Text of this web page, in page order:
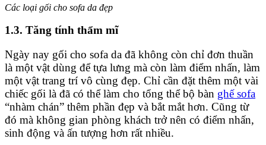
Các loại gối cho sofa da đẹp
1.3. Tăng tính thẩm mĩ
Ngày nay gối cho sofa da đã không còn chỉ đơn thuần
là một vật dùng để tựa lưng mà còn làm điểm nhấn, làm
một vật trang trí vô cùng đẹp. Chỉ cần đặt thêm một vài
chiếc gối là đã có thể làm cho tổng thể bộ bàn ghế sofa
“nhàm chán” thêm phần đẹp và bắt mắt hơn. Cũng từ
đó mà không gian phòng khách trở nên có điểm nhấn,
sinh động và ấn tượng hơn rất nhiều.